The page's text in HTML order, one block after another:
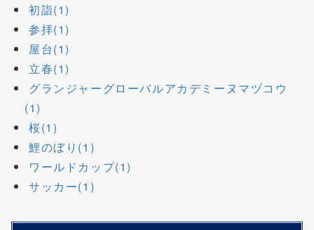
初詣(1)
参拝(1)
屋台(1)
立春(1)
グランジャーグローバルアカデミーヌマヅコウ
(1)
桜(1)
鯉のぼり(1)
ワールドカップ(1)
サッカー(1)